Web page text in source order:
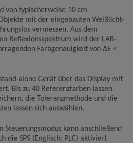
von typischerweise 10 cm
mit der eingebauten Weißlicht-
vermessen. Aus dem
Reflexionsspektrum wird der LAB-
Farbgenauigkeit von ΔE <
alone Gerät über das Display mit
Bis zu 40 Referenzfarben lassen
die Toleranzmethode und die
lassen sich auswählen.
Steuerungsmodus kann anschließend
die SPS (Englisch: PLC) aktiviert
Analytics
LLC
von Google für Website-Analysen.
statistische Daten darüber, wie der
die Website nutzt.
Infos schließen